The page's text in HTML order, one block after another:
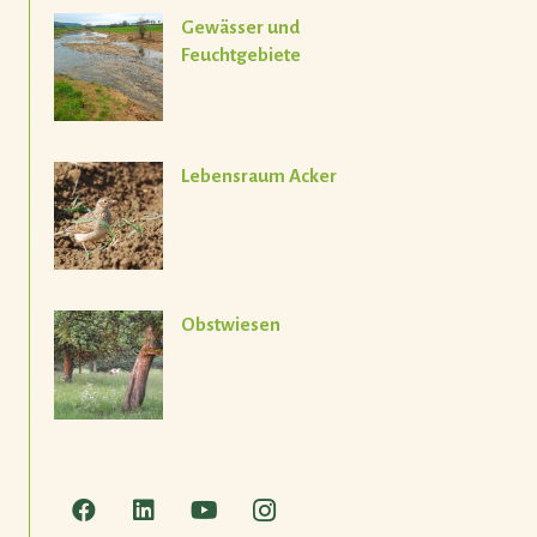
Gewässer und
Feuchtgebiete
Lebensraum Acker
Obstwiesen